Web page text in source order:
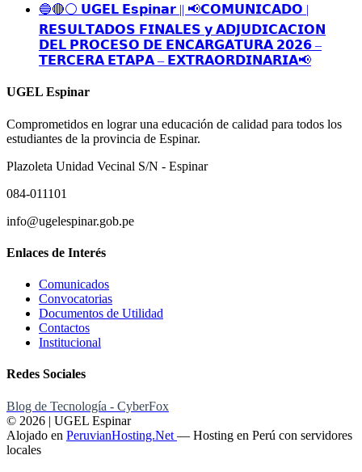
🔵🔴⚪️ 𝗨𝗚𝗘𝗟 𝗘𝘀𝗽𝗶𝗻𝗮𝗿 || 📢𝗖𝗢𝗠𝗨𝗡𝗜𝗖𝗔𝗗𝗢 |
𝗥𝗘𝗦𝗨𝗟𝗧𝗔𝗗𝗢𝗦 𝗙𝗜𝗡𝗔𝗟𝗘𝗦 𝘆 𝗔𝗗𝗝𝗨𝗗𝗜𝗖𝗔𝗖𝗜𝗢𝗡
𝗗𝗘𝗟 𝗣𝗥𝗢𝗖𝗘𝗦𝗢 𝗗𝗘 𝗘𝗡𝗖𝗔𝗥𝗚𝗔𝗧𝗨𝗥𝗔 𝟮𝟬𝟮𝟲 –
𝗧𝗘𝗥𝗖𝗘𝗥𝗔 𝗘𝗧𝗔𝗣𝗔 – 𝗘𝗫𝗧𝗥𝗔𝗢𝗥𝗗𝗜𝗡𝗔𝗥𝗜𝗔📢
UGEL Espinar
Comprometidos en lograr una educación de calidad para todos los
estudiantes de la provincia de Espinar.
Plazoleta Unidad Vecinal S/N - Espinar
084-011101
info@ugelespinar.gob.pe
Enlaces de Interés
Comunicados
Convocatorias
Documentos de Utilidad
Contactos
Institucional
Redes Sociales
Blog de Tecnología - CyberFox
© 2026 | UGEL Espinar
Alojado en PeruvianHosting.Net — Hosting en Perú con servidores
locales